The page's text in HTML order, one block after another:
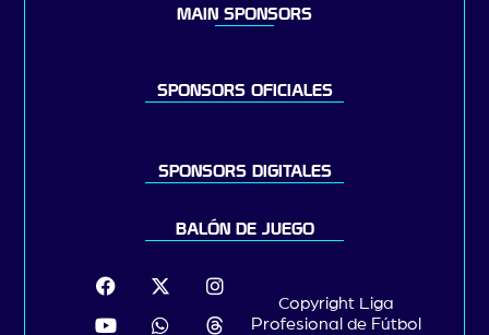
MAIN SPONSORS
SPONSORS OFICIALES
SPONSORS DIGITALES
BALÓN DE JUEGO
Copyright Liga
Profesional de Fútbol